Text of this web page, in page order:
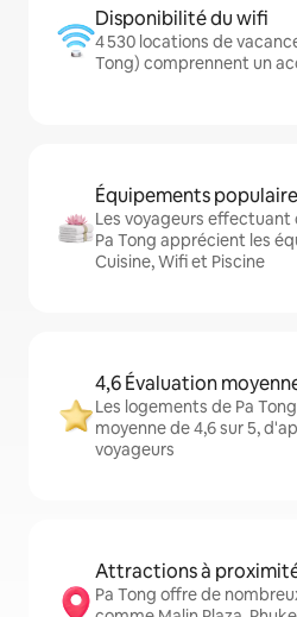
Disponibilité du wifi
4 530 locations de
Tong) comprennent un
Équipements
Les voyageurs
Pa Tong apprécient les
Cuisine, Wifi et Piscine
4,6 Évaluation
Les logements de Pa
moyenne de 4,6 sur 5,
voyageurs
Attractions à
Pa Tong offre de